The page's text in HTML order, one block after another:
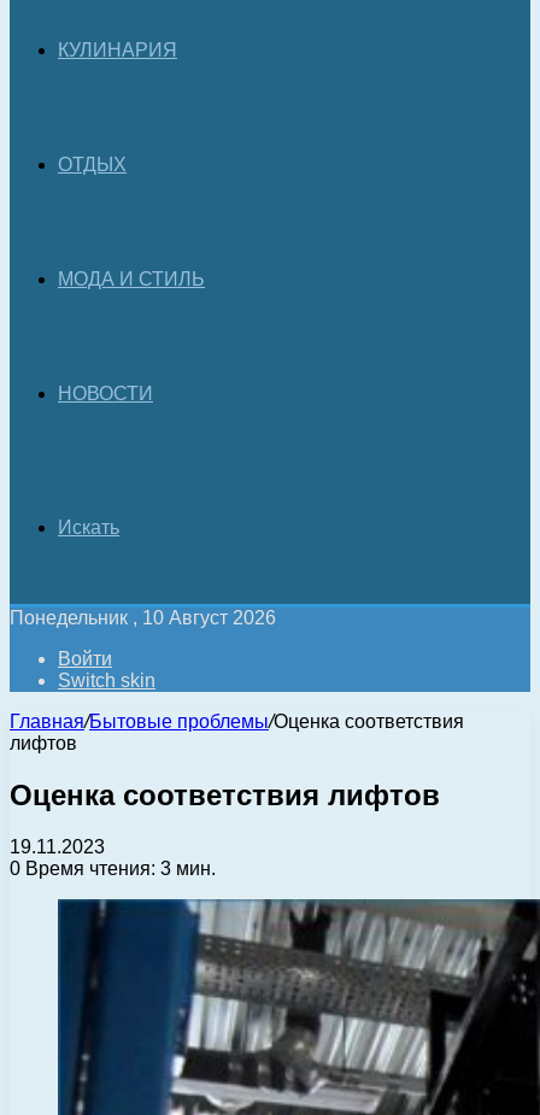
КУЛИНАРИЯ
ОТДЫХ
МОДА И СТИЛЬ
НОВОСТИ
Искать
Понедельник , 10 Август 2026
Войти
Switch skin
Главная/Бытовые проблемы/Оценка соответствия
лифтов
Оценка соответствия лифтов
19.11.2023
0 Время чтения: 3 мин.